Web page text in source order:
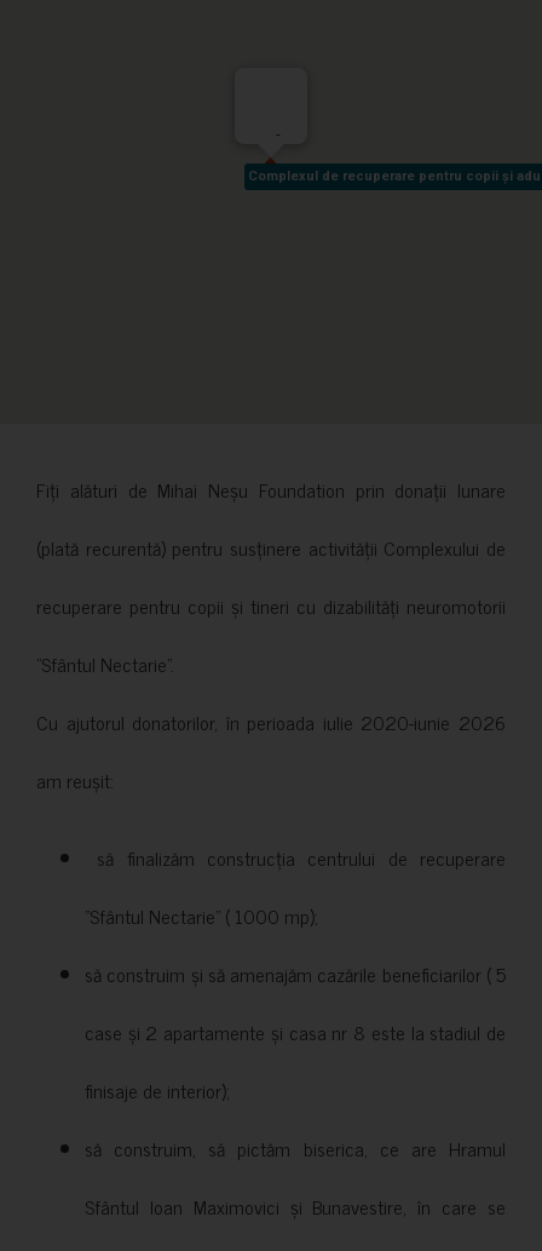
Complexul de recuperare pentru copii și
Complexul de recuperare pentru copii și
-
Fiți alături de Mihai Neșu Foundation prin donații lunare
(plată recurentă) pentru susținere activității Complexului de
recuperare pentru copii și tineri cu dizabilități neuromotorii
”Sfântul Nectarie”.
Cu ajutorul donatorilor, în perioada iulie 2020-iunie 2026
am reușit:
să finalizăm construcția centrului de recuperare
”Sfântul Nectarie” ( 1000 mp);
să construim și să amenajăm cazările beneficiarilor ( 5
case și 2 apartamente și casa nr 8 este la stadiul de
finisaje de interior);
să construim, să pictăm biserica, ce are Hramul
Sfântul Ioan Maximovici și Bunavestire, în care se